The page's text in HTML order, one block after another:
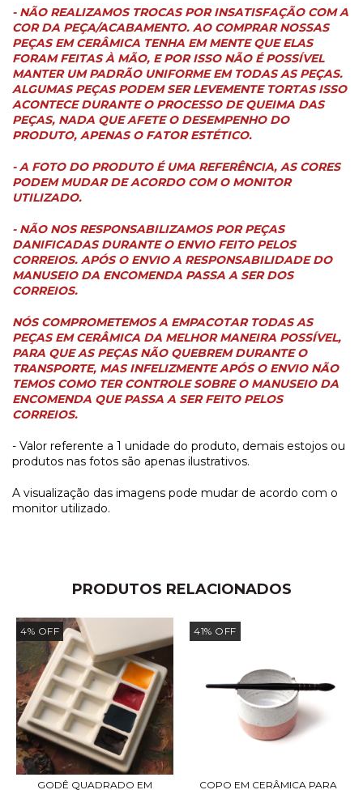
- NÃO REALIZAMOS TROCAS POR INSATISFAÇÃO COM A
COR DA PEÇA/ACABAMENTO. AO COMPRAR NOSSAS
PEÇAS EM CERÂMICA TENHA EM MENTE QUE ELAS
FORAM FEITAS À MÃO, E POR ISSO NÃO É POSSÍVEL
MANTER UM PADRÃO UNIFORME EM TODAS AS PEÇAS.
ALGUMAS PEÇAS PODEM SER LEVEMENTE TORTAS ISSO
ACONTECE DURANTE O PROCESSO DE QUEIMA DAS
PEÇAS, NADA QUE AFETE O DESEMPENHO DO
PRODUTO, APENAS O FATOR ESTÉTICO.
- A FOTO DO PRODUTO É UMA REFERÊNCIA, AS CORES
PODEM MUDAR DE ACORDO COM O MONITOR
UTILIZADO.
- NÃO NOS RESPONSABILIZAMOS POR PEÇAS
DANIFICADAS DURANTE O ENVIO FEITO PELOS
CORREIOS. APÓS O ENVIO A RESPONSABILIDADE DO
MANUSEIO DA ENCOMENDA PASSA A SER DOS
CORREIOS.
NÓS COMPROMETEMOS A EMPACOTAR TODAS AS
PEÇAS EM CERÂMICA DA MELHOR MANEIRA POSSÍVEL,
PARA QUE AS PEÇAS NÃO QUEBREM DURANTE O
TRANSPORTE, MAS INFELIZMENTE APÓS O ENVIO NÃO
TEMOS COMO TER CONTROLE SOBRE O MANUSEIO DA
ENCOMENDA QUE PASSA A SER FEITO PELOS
CORREIOS.
- Valor referente a 1 unidade do produto, demais estojos ou
produtos nas fotos são apenas ilustrativos.
A visualização das imagens pode mudar de acordo com o
monitor utilizado.
PRODUTOS RELACIONADOS
4% OFF
GODÊ QUADRADO EM
41% OFF
COPO EM CERÂMICA PARA